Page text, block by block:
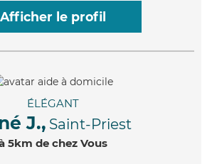
Afficher le profil
ÉLÉGANT
J., Saint-Priest
5km de chez Vous